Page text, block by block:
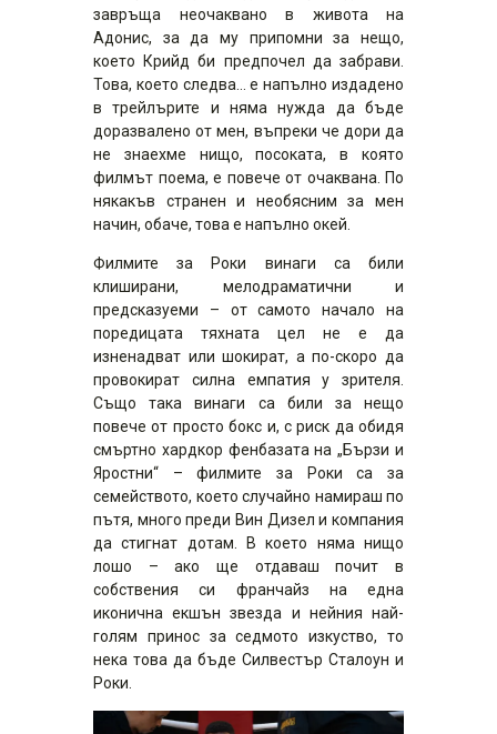
завръща неочаквано в живота на
Адонис, за да му припомни за нещо,
което Крийд би предпочел да забрави.
Това, което следва… е напълно издадено
в трейлърите и няма нужда да бъде
доразвалено от мен, въпреки че дори да
не знаехме нищо, посоката, в която
филмът поема, е повече от очаквана. По
някакъв странен и необясним за мен
начин, обаче, това е напълно окей.
Филмите за Роки винаги са били
клиширани, мелодраматични и
предсказуеми – от самото начало на
поредицата тяхната цел не е да
изненадват или шокират, а по-скоро да
провокират силна емпатия у зрителя.
Също така винаги са били за нещо
повече от просто бокс и, с риск да обидя
смъртно хардкор фенбазата на „Бързи и
Яростни“ – филмите за Роки са за
семейството, което случайно намираш по
пътя, много преди Вин Дизел и компания
да стигнат дотам. В което няма нищо
лошо – ако ще отдаваш почит в
собствения си франчайз на една
иконична екшън звезда и нейния най-
голям принос за седмото изкуство, то
нека това да бъде Силвестър Сталоун и
Роки.